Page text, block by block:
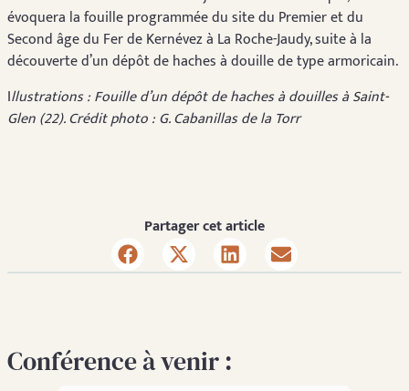
évoquera la fouille programmée du site du Premier et du
Second âge du Fer de Kernévez à La Roche-Jaudy, suite à la
découverte d’un dépôt de haches à douille de type armoricain.
Illustrations : Fouille d’un dépôt de haches à douilles à Saint-
Glen (22). Crédit photo : G. Cabanillas de la Torr
Partager cet article
Conférence à venir :